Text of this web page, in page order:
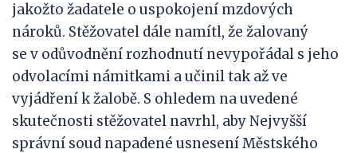
jakožto žadatele o uspokojení mzdových
nároků. Stěžovatel dále namítl, že žalovaný
se v odůvodnění rozhodnutí nevypořádal s jeho
odvolacími námitkami a učinil tak až ve
vyjádření k žalobě. S ohledem na uvedené
skutečnosti stěžovatel navrhl, aby Nejvyšší
správní soud napadené usnesení Městského